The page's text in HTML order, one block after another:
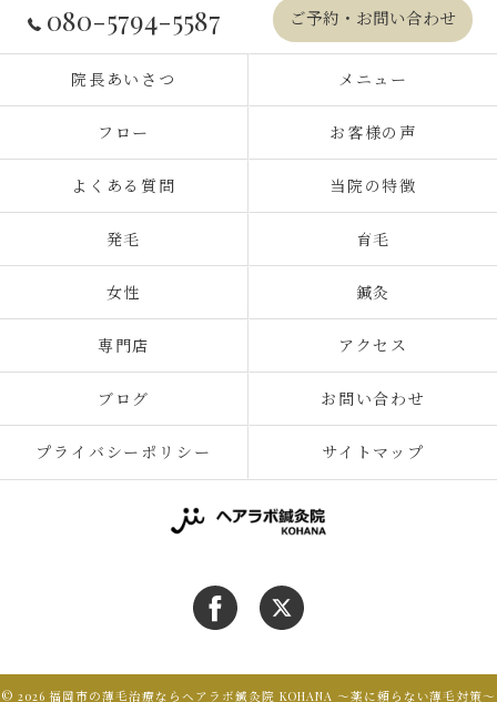
080-5794-5587 ご予約・お問い合わせ
院長あいさつ メニュー
フロー お客様の声
よくある質問 当院の特徴
発毛 育毛
女性 鍼灸
専門店 アクセス
ブログ お問い合わせ
プライバシーポリシー サイトマップ
© 2026 福岡市の薄毛治療ならヘアラボ鍼灸院 KOHANA 〜薬に頼らない薄毛対策〜